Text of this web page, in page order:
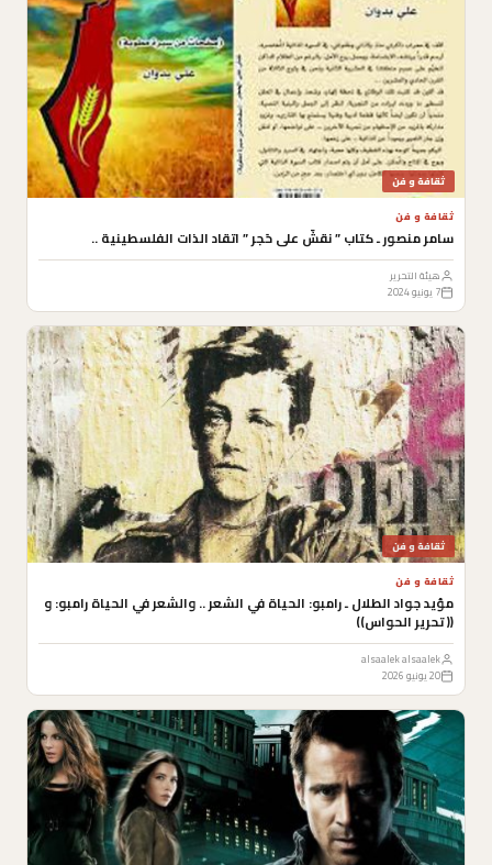
ثقافة و فن
ثقافة و فن
سامر منصور ـ كتاب ” نقشٌ على حَجر ” اتقاد الذات الفلسطينية ..
هيئة التحرير
7 يونيو 2024
ثقافة و فن
ثقافة و فن
مؤيد جواد الطلال ـ رامبو: الحياة في الشعر .. والشعر في الحياة رامبو: و
(( تحرير الحواس))
alsaalek alsaalek
20 يونيو 2026